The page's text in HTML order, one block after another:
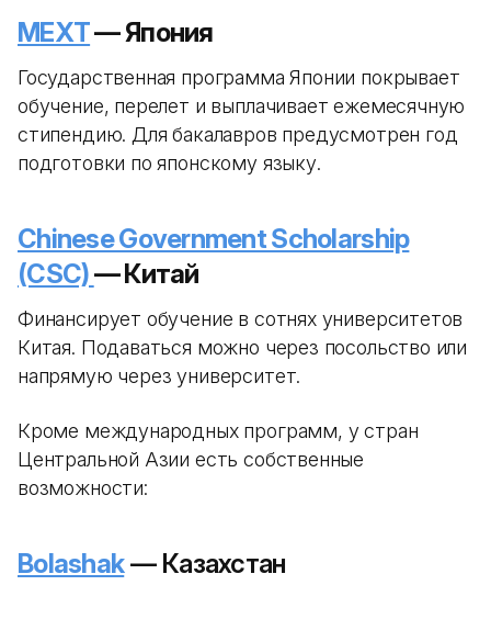
MEXT— Япония
Государственная программа Японии покрывает
обучение, перелет и выплачивает ежемесячную
стипендию. Для бакалавров предусмотрен год
подготовки по японскому языку.
Chinese Government Scholarship
(CSC)— Китай
Финансирует обучение в сотнях университетов
Китая. Подаваться можно через посольство или
напрямую через университет.
Кроме международных программ, у стран
Центральной Азии есть собственные
возможности:
Bolashak— Казахстан